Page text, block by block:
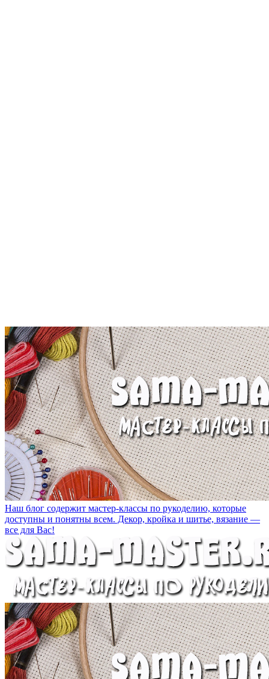
Наш блог содержит мастер-классы по рукоделию, которые
доступны и понятны всем. Декор, кройка и шитье, вязание —
все для Вас!